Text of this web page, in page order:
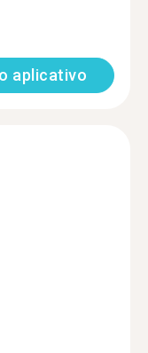
aplicativo